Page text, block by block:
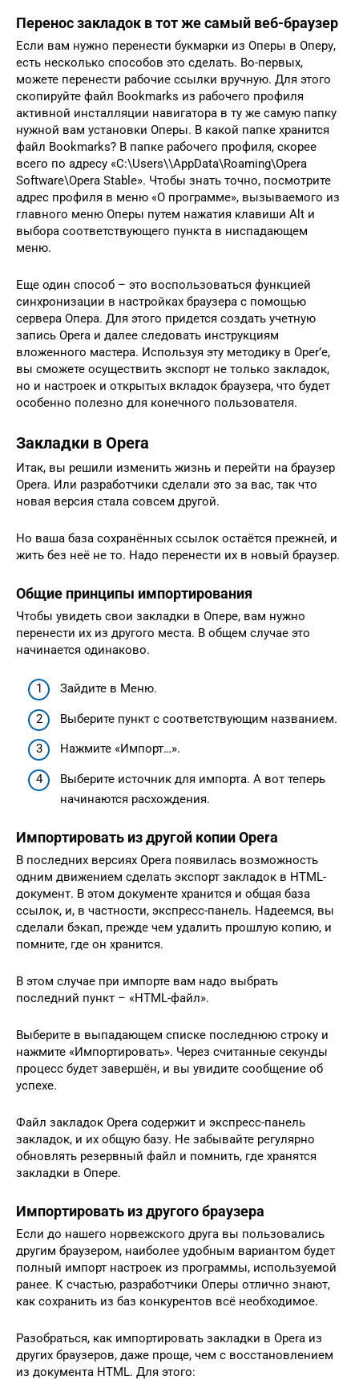
Перенос закладок в тот же самый веб-браузер
Если вам нужно перенести букмарки из Оперы в Оперу,
есть несколько способов это сделать. Во-первых,
можете перенести рабочие ссылки вручную. Для этого
скопируйте файл Bookmarks из рабочего профиля
активной инсталляции навигатора в ту же самую папку
нужной вам установки Оперы. В какой папке хранится
файл Bookmarks? В папке рабочего профиля, скорее
всего по адресу «C:\Users\\AppData\Roaming\Opera
Software\Opera Stable». Чтобы знать точно, посмотрите
адрес профиля в меню «О программе», вызываемого из
главного меню Оперы путем нажатия клавиши Alt и
выбора соответствующего пункта в ниспадающем
меню.
Еще один способ – это воспользоваться функцией
синхронизации в настройках браузера с помощью
сервера Опера. Для этого придется создать учетную
запись Opera и далее следовать инструкциям
вложенного мастера. Используя эту методику в Oper’е,
вы сможете осуществить экспорт не только закладок,
но и настроек и открытых вкладок браузера, что будет
особенно полезно для конечного пользователя.
Закладки в Opera
Итак, вы решили изменить жизнь и перейти на браузер
Opera. Или разработчики сделали это за вас, так что
новая версия стала совсем другой.
Но ваша база сохранённых ссылок остаётся прежней, и
жить без неё не то. Надо перенести их в новый браузер.
Общие принципы импортирования
Чтобы увидеть свои закладки в Опере, вам нужно
перенести их из другого места. В общем случае это
начинается одинаково.
Зайдите в Меню.
Выберите пункт с соответствующим названием.
Нажмите «Импорт…».
Выберите источник для импорта. А вот теперь
начинаются расхождения.
Импортировать из другой копии Opera
В последних версиях Opera появилась возможность
одним движением сделать экспорт закладок в HTML-
документ. В этом документе хранится и общая база
ссылок, и, в частности, экспресс-панель. Надеемся, вы
сделали бэкап, прежде чем удалить прошлую копию, и
помните, где он хранится.
В этом случае при импорте вам надо выбрать
последний пункт – «HTML-файл».
Выберите в выпадающем списке последнюю строку и
нажмите «Импортировать». Через считанные секунды
процесс будет завершён, и вы увидите сообщение об
успехе.
Файл закладок Opera содержит и экспресс-панель
закладок, и их общую базу. Не забывайте регулярно
обновлять резервный файл и помнить, где хранятся
закладки в Опере.
Импортировать из другого браузера
Если до нашего норвежского друга вы пользовались
другим браузером, наиболее удобным вариантом будет
полный импорт настроек из программы, используемой
ранее. К счастью, разработчики Оперы отлично знают,
как сохранить из баз конкурентов всё необходимое.
Разобраться, как импортировать закладки в Opera из
других браузеров, даже проще, чем с восстановлением
из документа HTML. Для этого: